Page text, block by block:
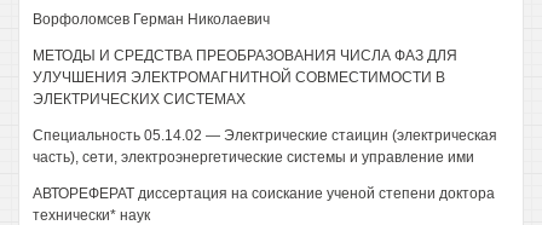
Ворфоломсев Герман Николаевич
МЕТОДЫ И СРЕДСТВА ПРЕОБРАЗОВАНИЯ ЧИСЛА ФАЗ ДЛЯ
УЛУЧШЕНИЯ ЭЛЕКТРОМАГНИТНОЙ СОВМЕСТИМОСТИ В
ЭЛЕКТРИЧЕСКИХ СИСТЕМАХ
Специальность 05.14.02 — Электрические стаицин (электрическая
часть), сети, электроэнергетические системы и управление ими
АВТОРЕФЕРАТ диссертация на соискание ученой степени доктора
технически* наук